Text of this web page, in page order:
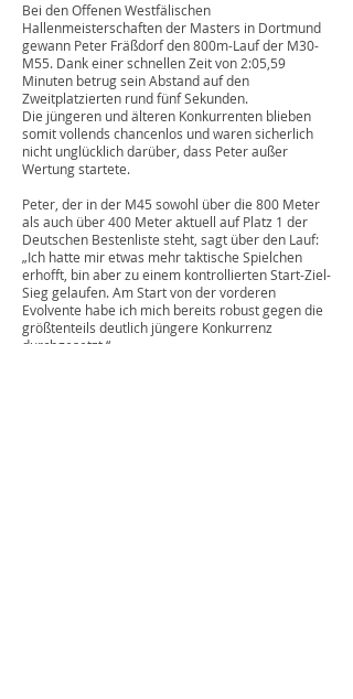
Bei den Offenen Westfälischen
Hallenmeisterschaften der Masters in Dortmund
gewann Peter Fräßdorf den 800m-Lauf der M30-
M55. Dank einer schnellen Zeit von 2:05,59
Minuten betrug sein Abstand auf den
Zweitplatzierten rund fünf Sekunden.
Die jüngeren und älteren Konkurrenten blieben
somit vollends chancenlos und waren sicherlich
nicht unglücklich darüber, dass Peter außer
Wertung startete.
Peter, der in der M45 sowohl über die 800 Meter
als auch über 400 Meter aktuell auf Platz 1 der
Deutschen Bestenliste steht, sagt über den Lauf:
„Ich hatte mir etwas mehr taktische Spielchen
erhofft, bin aber zu einem kontrollierten Start-Ziel-
Sieg gelaufen. Am Start von der vorderen
Evolvente habe ich mich bereits robust gegen die
größtenteils deutlich jüngere Konkurrenz
durchgesetzt.“